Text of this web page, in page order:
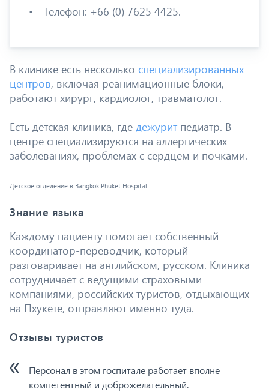
Телефон: +66 (0) 7625 4425.
В клинике есть несколько специализированных
центров, включая реанимационные блоки,
работают хирург, кардиолог, травматолог.
Есть детская клиника, где дежурит педиатр. В
центре специализируются на аллергических
заболеваниях, проблемах с сердцем и почками.
Детское отделение в Bangkok Phuket Hospital
Знание языка
Каждому пациенту помогает собственный
координатор-переводчик, который
разговаривает на английском, русском. Клиника
сотрудничает с ведущими страховыми
компаниями, российских туристов, отдыхающих
на Пхукете, отправляют именно туда.
Отзывы туристов
Персонал в этом госпитале работает вполне
компетентный и доброжелательный.